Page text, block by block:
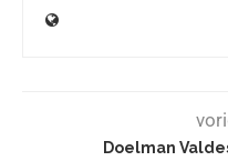
Doelman